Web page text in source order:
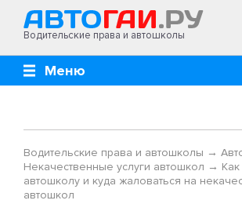
Водительские права и автошколы
Меню
Водительские права и автошколы →
Некачественные услуги автошкол →
автошколу и куда жаловаться на
автошкол